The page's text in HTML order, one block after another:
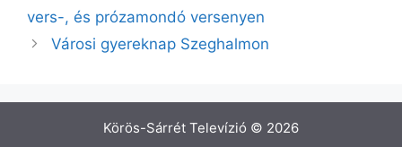
vers-, és prózamondó versenyen
Városi gyereknap Szeghalmon
Körös-Sárrét Televízió © 2026